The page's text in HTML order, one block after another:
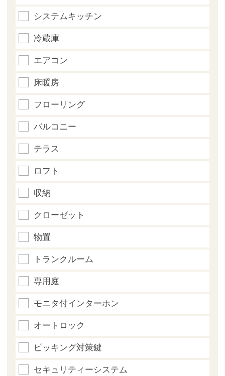
システムキッチン
冷蔵庫
エアコン
床暖房
フローリング
バルコニー
テラス
ロフト
収納
クローゼット
物置
トランクルーム
専用庭
モニタ付インターホン
オートロック
ピッキング対策鍵
セキュリティーシステム